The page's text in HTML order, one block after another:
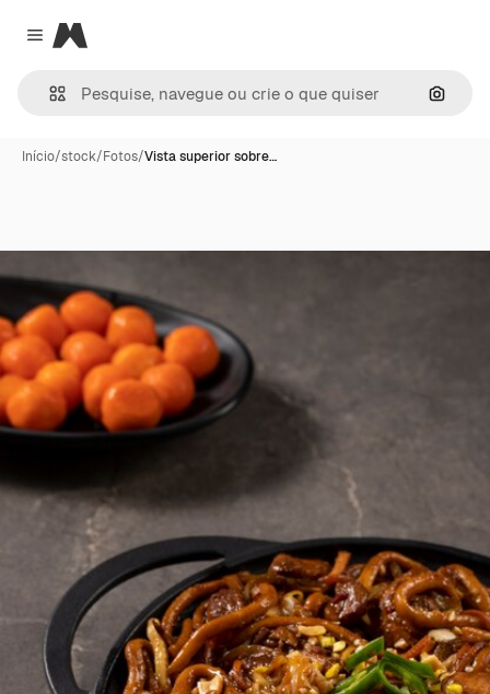
Close menu
Magnific
Início/stock/Fotos/Vista superior sobre…